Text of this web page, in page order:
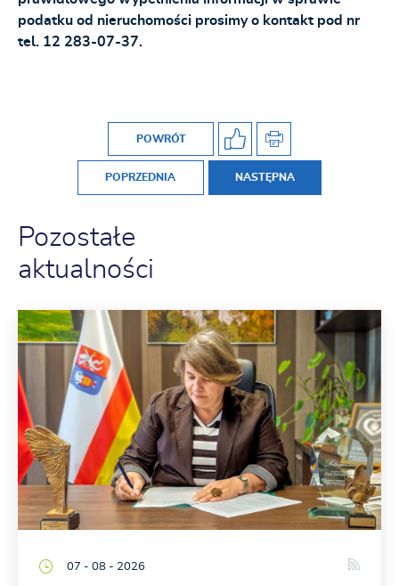
podatku od nieruchomości prosimy o kontakt pod nr
tel. 12 283-07-37.
POWRÓT
POPRZEDNIA NASTĘPNA
Pozostałe
aktualności
07 - 08 - 2026